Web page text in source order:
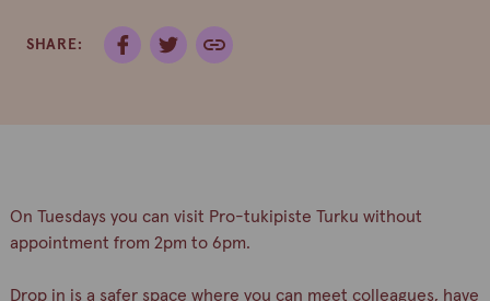
SHARE:
On Tuesdays you can visit Pro-tukipiste Turku without
appointment from 2pm to 6pm.
Drop in is a safer space where you can meet colleagues, have